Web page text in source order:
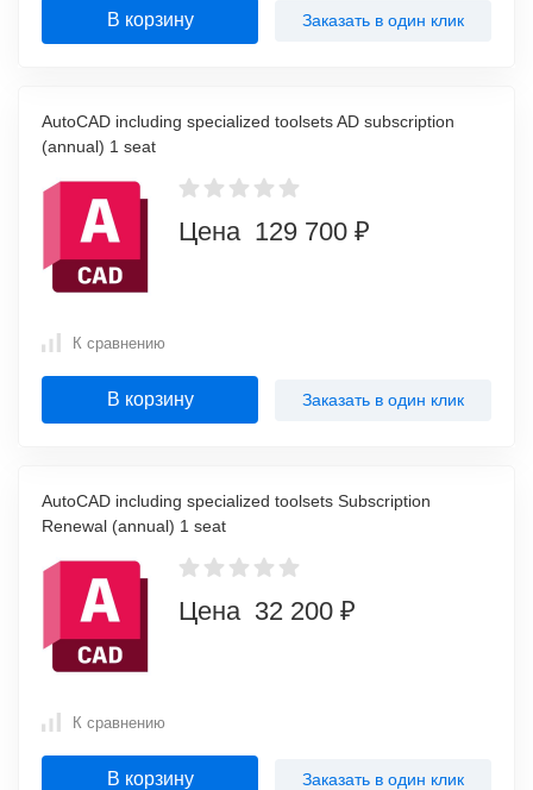
В корзину Заказать в один клик
AutoCAD including specialized toolsets AD subscription
(annual) 1 seat
Цена 129 700 ₽
К сравнению
В корзину Заказать в один клик
AutoCAD including specialized toolsets Subscription
Renewal (annual) 1 seat
Цена 32 200 ₽
К сравнению
В корзину Заказать в один клик